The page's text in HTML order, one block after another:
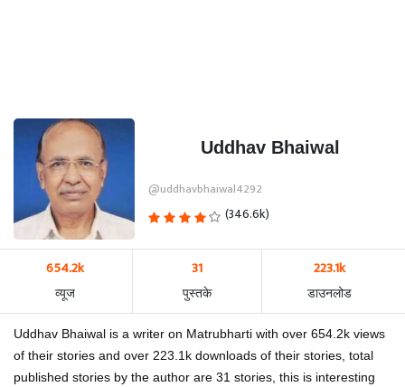
Uddhav Bhaiwal
@uddhavbhaiwal4292
(346.6k)
654.2k
व्यूज
31
पुस्तके
223.1k
डाउनलोड
Uddhav Bhaiwal is a writer on Matrubharti with over 654.2k views
of their stories and over 223.1k downloads of their stories, total
published stories by the author are 31 stories, this is interesting